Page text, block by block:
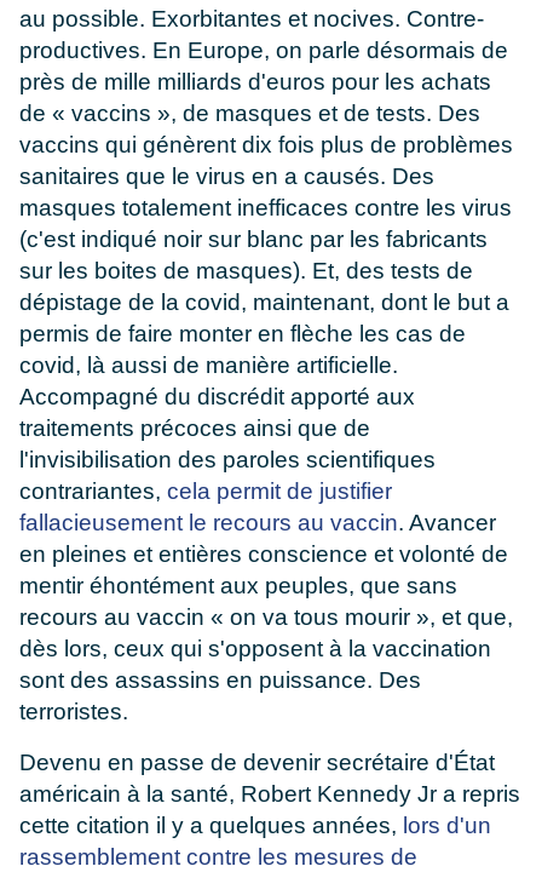
au possible. Exorbitantes et nocives. Contre-
productives. En Europe, on parle désormais de
près de mille milliards d'euros pour les achats
de « vaccins », de masques et de tests. Des
vaccins qui génèrent dix fois plus de problèmes
sanitaires que le virus en a causés. Des
masques totalement inefficaces contre les virus
(c'est indiqué noir sur blanc par les fabricants
sur les boites de masques). Et, des tests de
dépistage de la covid, maintenant, dont le but a
permis de faire monter en flèche les cas de
covid, là aussi de manière artificielle.
Accompagné du discrédit apporté aux
traitements précoces ainsi que de
l'invisibilisation des paroles scientifiques
contrariantes, cela permit de justifier
fallacieusement le recours au vaccin. Avancer
en pleines et entières conscience et volonté de
mentir éhontément aux peuples, que sans
recours au vaccin « on va tous mourir », et que,
dès lors, ceux qui s'opposent à la vaccination
sont des assassins en puissance. Des
terroristes.
Devenu en passe de devenir secrétaire d'État
américain à la santé, Robert Kennedy Jr a repris
cette citation il y a quelques années, lors d'un
rassemblement contre les mesures de